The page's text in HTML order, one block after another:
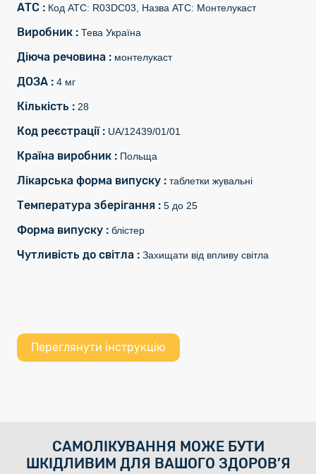
АТС : Код АТС: R03DC03, Назва АТС: Монтелукаст
Виробник : Тева Україна
Діюча речовина : монтелукаст
ДОЗА : 4 мг
Кількість : 28
Код реєстрації : UA/12439/01/01
Країна виробник : Польща
Лікарська форма випуску : таблетки жувальні
Температура зберігання : 5 до 25
Форма випуску : блістер
Чутливість до світла : Захищати від впливу світла
Переглянути інструкцію
САМОЛІКУВАННЯ МОЖЕ БУТИ
ШКІДЛИВИМ ДЛЯ ВАШОГО ЗДОРОВ’Я